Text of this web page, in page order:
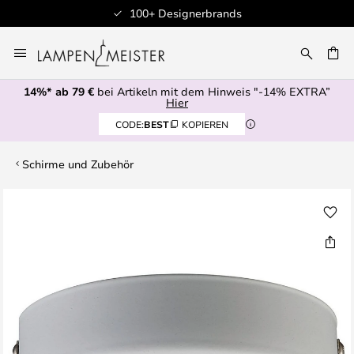
100+ Designerbrands
Inhalt
springen
14%* ab 79 € bei Artikeln mit dem Hinweis "-14% EXTRA”
Hier
CODE:BEST KOPIEREN
Schirme und Zubehör